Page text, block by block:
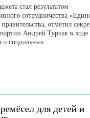
стал результатом
сотрудничества
отметил
партии Андрей Турчак в ходе
о социальных...
для детей и